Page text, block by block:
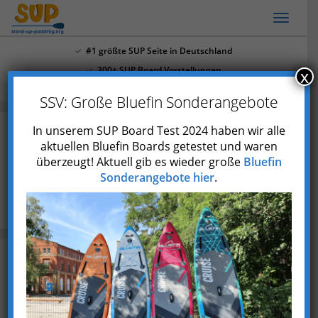
Skip
content
#1 größte SUP Seite in Deutschland
300+ SUP Board Vorstellungen
Kesser SUP Test: Die 4 besten
Modelle (Übersicht)
Zuletzt aktualisiert am 31. Mai 2023
SUP Boards» Kesser
SSV: Große Bluefin Sonderangebote
In unserem SUP Board Test 2024 haben wir alle
aktuellen Bluefin Boards getestet und waren
überzeugt! Aktuell gib es wieder große Bluefin
Sonderangebote hier.
x